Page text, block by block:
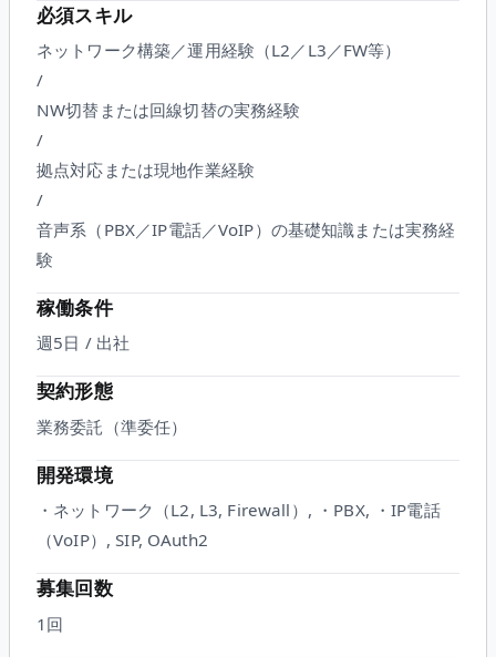
必須スキル
ネットワーク構築／運用経験（L2／L3／FW等）
/
NW切替または回線切替の実務経験
/
拠点対応または現地作業経験
/
音声系（PBX／IP電話／VoIP）の基礎知識または実務経
験
稼働条件
週5日 / 出社
契約形態
業務委託（準委任）
開発環境
・ネットワーク（L2, L3, Firewall）, ・PBX, ・IP電話
（VoIP）, SIP, OAuth2
募集回数
1回